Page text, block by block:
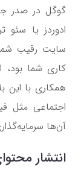
گوگل در صدر
ادوردز یا سئو
سایت رقیب
کاری شما
همکاری با این
اجتماعی مثل
آن‌ها
انتشار